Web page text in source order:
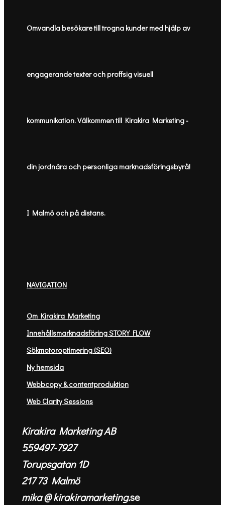
Omvandla besökare till trogna kunder med hjälp av
engagerande texter och proffsig visuell
kommunikation. Välkommen till Kirakira Marketing -
din jordnära och personliga marknadsföringsbyrå!
I Malmö och på distans.
NAVIGATION
Om Kirakira Marketing
Innehållsmarknadsföring STORY FLOW
Sökmotoroptimering (SEO)
Ny hemsida
Webbcopy & contentproduktion
Web Clarity Sessions
Kirakira Marketing AB
559497-7927
Torupsgatan 1D
217 73 Malmö
mika @ kirakiramarketing.se